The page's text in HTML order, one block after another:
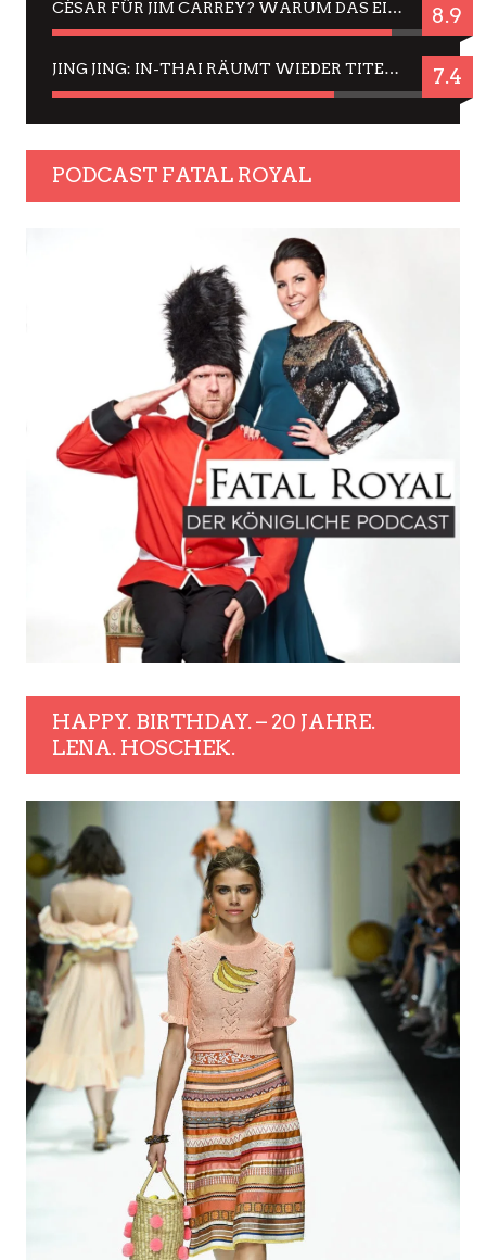
CÉSAR FÜR JIM CARREY? WARUM DAS EINER DER NERVIGSTEN ACTORS IST UND BLEIBT 8.9
JING JING: IN-THAI RÄUMT WIEDER TITEL AB – EIN ZWEI-STUNDEN-ERLEBNISBERICHT 7.4
PODCAST FATAL ROYAL
HAPPY. BIRTHDAY. – 20 JAHRE.
LENA. HOSCHEK.